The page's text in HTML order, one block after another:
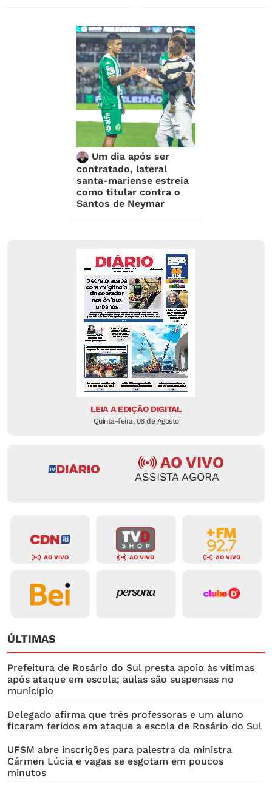
Um dia após ser
contratado, lateral
santa-mariense estreia
como titular contra o
Santos de Neymar
LEIA A EDIÇÃO DIGITAL
Quinta-feira, 06 de Agosto
AO VIVO
ASSISTA AGORA
AO VIVO AO VIVO AO VIVO
ÚLTIMAS
Prefeitura de Rosário do Sul presta apoio às vítimas
após ataque em escola; aulas são suspensas no
município
Delegado afirma que três professoras e um aluno
ficaram feridos em ataque a escola de Rosário do Sul
UFSM abre inscrições para palestra da ministra
Cármen Lúcia e vagas se esgotam em poucos
minutos